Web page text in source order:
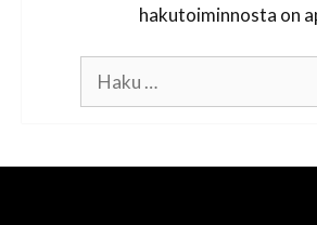
hakutoiminnosta on